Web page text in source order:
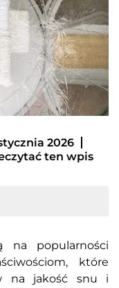
2026
ten wpis
na popularności
które
na jakość snu i